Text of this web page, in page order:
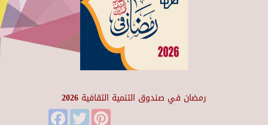
رمضان في صندوق التنمية الثقافية 2026
FacebookTwitter